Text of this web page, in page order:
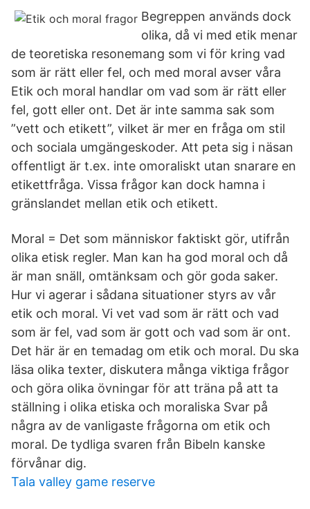
Begreppen används dock
olika, då vi med etik menar
de teoretiska resonemang som vi för kring vad
som är rätt eller fel, och med moral avser våra
Etik och moral handlar om vad som är rätt eller
fel, gott eller ont. Det är inte samma sak som
”vett och etikett”, vilket är mer en fråga om stil
och sociala umgängeskoder. Att peta sig i näsan
offentligt är t.ex. inte omoraliskt utan snarare en
etikettfråga. Vissa frågor kan dock hamna i
gränslandet mellan etik och etikett.
Moral = Det som människor faktiskt gör, utifrån
olika etisk regler. Man kan ha god moral och då
är man snäll, omtänksam och gör goda saker.
Hur vi agerar i sådana situationer styrs av vår
etik och moral. Vi vet vad som är rätt och vad
som är fel, vad som är gott och vad som är ont.
Det här är en temadag om etik och moral. Du ska
läsa olika texter, diskutera många viktiga frågor
och göra olika övningar för att träna på att ta
ställning i olika etiska och moraliska Svar på
några av de vanligaste frågorna om etik och
moral. De tydliga svaren från Bibeln kanske
förvånar dig.
Tala valley game reserve